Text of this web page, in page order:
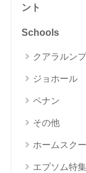
ント
Schools
クアラルン
ジョホール
ペナン
その他
ホームスク
エプソム特集